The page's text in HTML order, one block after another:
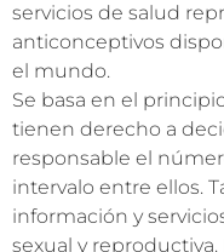
servicios de salud
anticonceptivos
el mundo.
Se basa en el
tienen derecho a
responsable el
intervalo entre ellos.
información y
sexual y